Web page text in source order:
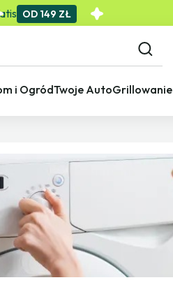
OD 149 ZŁ
i OgródTwoje AutoGrillowanie